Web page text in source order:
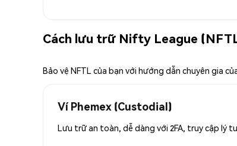
Cách lưu trữ Nifty League
Bảo vệ NFTL của bạn với hướng dẫn chuyên gia
Ví Phemex (Custodial)
Lưu trữ an toàn, dễ dàng với 2FA, truy cập lý